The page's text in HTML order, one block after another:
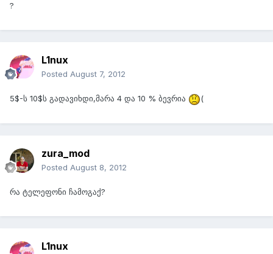
?
L1nux
Posted August 7, 2012
5$-ს 10$ს გადავიხდი,მარა 4 და 10 % ბევრია (
zura_mod
Posted August 8, 2012
რა ტელეფონი ჩამოგაქ?
L1nux